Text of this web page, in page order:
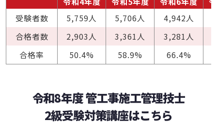
受験者数
5,759人 5,706人 4,942人
合格者数
2,903人 3,361人 3,281人
合格率
50.4% 58.9% 66.4%
令和8年度 管工事施工管理技士
2級受験対策講座はこちら